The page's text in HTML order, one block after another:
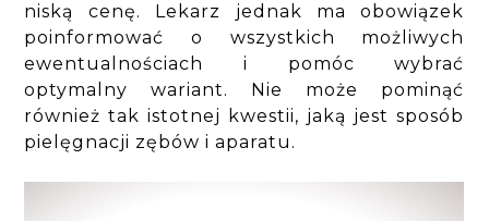
niską cenę. Lekarz jednak ma obowiązek
poinformować o wszystkich możliwych
ewentualnościach i pomóc wybrać
optymalny wariant. Nie może pominąć
również tak istotnej kwestii, jaką jest sposób
pielęgnacji zębów i aparatu.